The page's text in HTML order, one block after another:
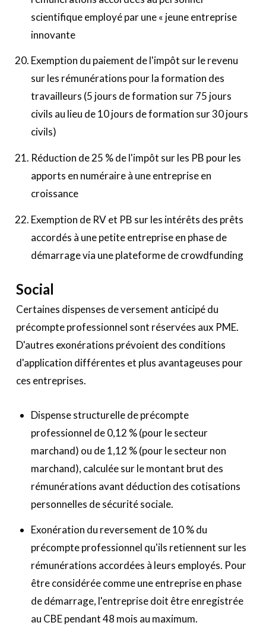
scientifique employé par une « jeune entreprise
innovante
Exemption du paiement de l'impôt sur le revenu
sur les rémunérations pour la formation des
travailleurs (5 jours de formation sur 75 jours
civils au lieu de 10 jours de formation sur 30 jours
civils)
Réduction de 25 % de l'impôt sur les PB pour les
apports en numéraire à une entreprise en
croissance
Exemption de RV et PB sur les intérêts des prêts
accordés à une petite entreprise en phase de
démarrage via une plateforme de crowdfunding
Social
Certaines dispenses de versement anticipé du
précompte professionnel sont réservées aux PME.
D'autres exonérations prévoient des conditions
d'application différentes et plus avantageuses pour
ces entreprises.
Dispense structurelle de précompte
professionnel de 0,12 % (pour le secteur
marchand) ou de 1,12 % (pour le secteur non
marchand), calculée sur le montant brut des
rémunérations avant déduction des cotisations
personnelles de sécurité sociale.
Exonération du reversement de 10 % du
précompte professionnel qu'ils retiennent sur les
rémunérations accordées à leurs employés. Pour
être considérée comme une entreprise en phase
de démarrage, l'entreprise doit être enregistrée
au CBE pendant 48 mois au maximum.